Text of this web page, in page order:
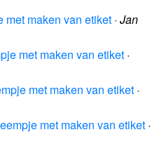
met maken van etiket · Jan
met maken van etiket ·
met maken van etiket ·
met maken van etiket ·